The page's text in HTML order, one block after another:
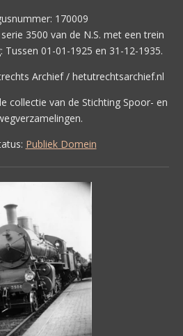
170009
3500 van de N.S. met een trein
01-01-1925 en 31-12-1935.
Archief / hetutrechtsarchief.nl
collectie van de Stichting Spoor- en
Publiek Domein